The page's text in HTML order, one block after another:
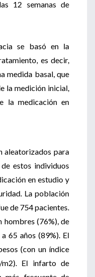
12 semanas de
se basó en la
es decir,
medida basal, que
la medición inicial,
la medicación en
aleatorizados para
estos individuos
en estudio y
La población
de 754 pacientes.
hombres (76%), de
65 años (89%). El
(con un índice
El infarto de